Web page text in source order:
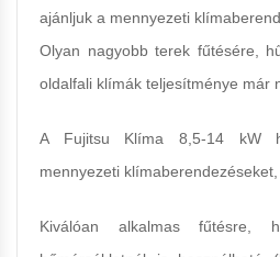
ajánljuk a mennyezeti
Olyan nagyobb terek fűtésére,
oldalfali klímák teljesítménye már
A Fujitsu Klíma 8,5-14 kW
mennyezeti
Kiválóan alkalmas fűtésre,